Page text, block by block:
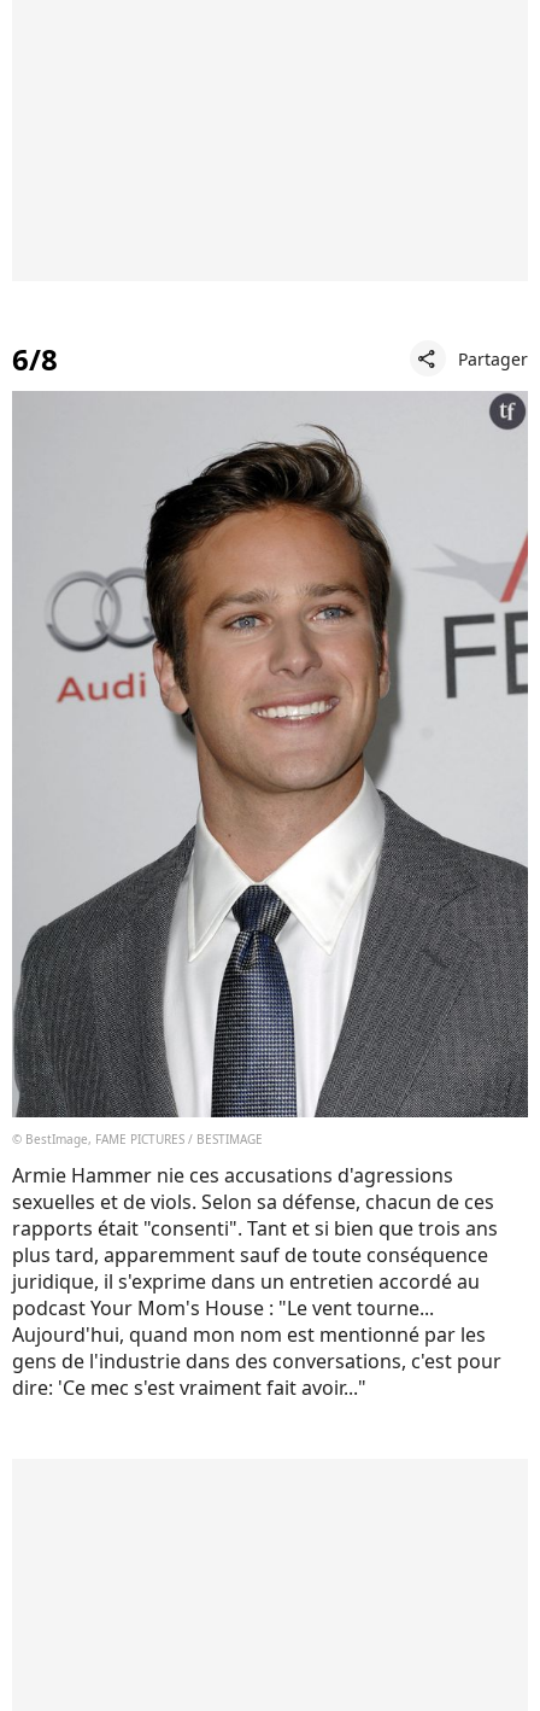
6/8 share Partager
© BestImage, FAME PICTURES / BESTIMAGE
Armie Hammer nie ces accusations d'agressions
sexuelles et de viols. Selon sa défense, chacun de ces
rapports était "consenti". Tant et si bien que trois ans
plus tard, apparemment sauf de toute conséquence
juridique, il s'exprime dans un entretien accordé au
podcast Your Mom's House : "Le vent tourne...
Aujourd'hui, quand mon nom est mentionné par les
gens de l'industrie dans des conversations, c'est pour
dire: 'Ce mec s'est vraiment fait avoir..."